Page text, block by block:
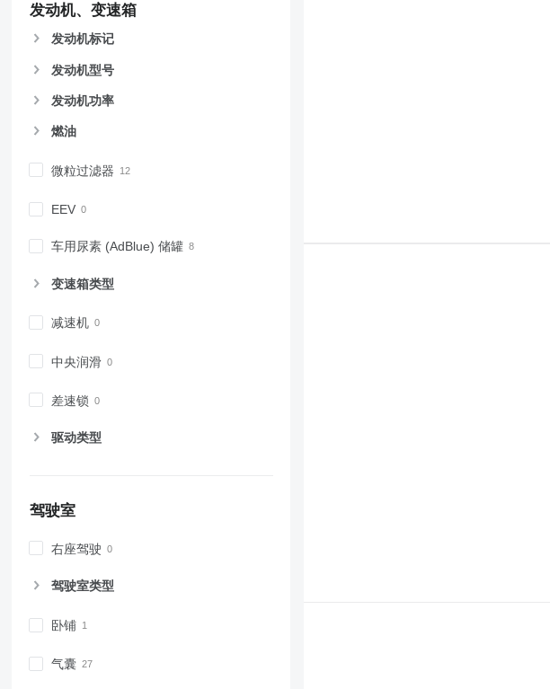
发动机、变速箱
发动机标记
发动机型号
发动机功率
燃油
微粒过滤器
EEV
车用尿素 (AdBlue) 储罐
变速箱类型
减速机
中央润滑
差速锁
驱动类型
驾驶室
右座驾驶
驾驶室类型
卧铺
气囊